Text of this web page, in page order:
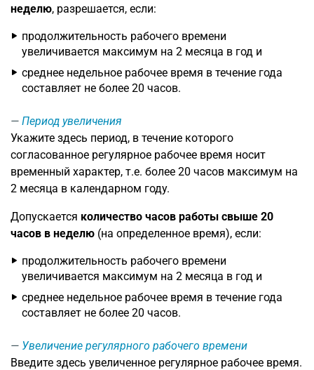
неделю, разрешается, если:
продолжительность рабочего времени
увеличивается максимум на 2 месяца в год и
среднее недельное рабочее время в течение года
составляет не более 20 часов.
Период увеличения
Укажите здесь период, в течение которого
согласованное регулярное рабочее время носит
временный характер, т.е. более 20 часов максимум на
2 месяца в календарном году.
Допускается количество часов работы свыше 20
часов в неделю (на определенное время), если:
продолжительность рабочего времени
увеличивается максимум на 2 месяца в год и
среднее недельное рабочее время в течение года
составляет не более 20 часов.
Увеличение регулярного рабочего времени
Введите здесь увеличенное регулярное рабочее время.